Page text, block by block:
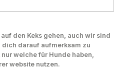
Warenkorb
den Keks gehen, auch wir sind
darauf aufmerksam zu
welche für Hunde haben,
website nutzen.